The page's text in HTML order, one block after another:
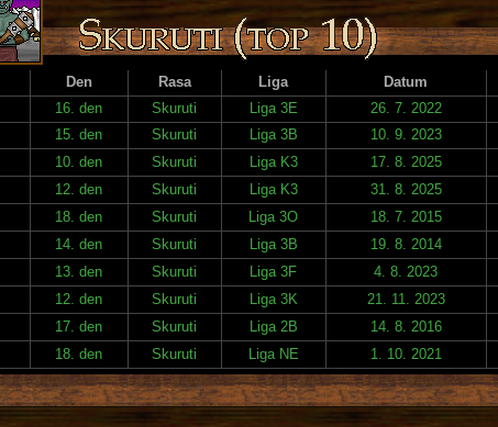
Den Rasa Liga Datum
16. den Skuruti Liga 3E 26. 7. 2022
15. den Skuruti Liga 3B 10. 9. 2023
10. den Skuruti Liga K3 17. 8. 2025
12. den Skuruti Liga K3 31. 8. 2025
18. den Skuruti Liga 3O 18. 7. 2015
14. den Skuruti Liga 3B 19. 8. 2014
13. den Skuruti Liga 3F 4. 8. 2023
12. den Skuruti Liga 3K 21. 11. 2023
17. den Skuruti Liga 2B 14. 8. 2016
18. den Skuruti Liga NE 1. 10. 2021